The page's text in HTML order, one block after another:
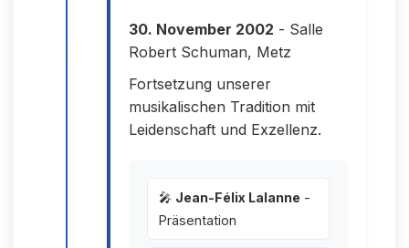
30. November 2002 - Salle
Robert Schuman, Metz
Fortsetzung unserer
musikalischen Tradition mit
Leidenschaft und Exzellenz.
🎤 Jean-Félix Lalanne -
Präsentation